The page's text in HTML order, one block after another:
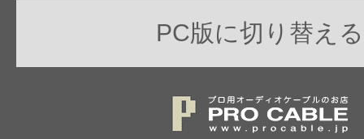
PC版に切り替える